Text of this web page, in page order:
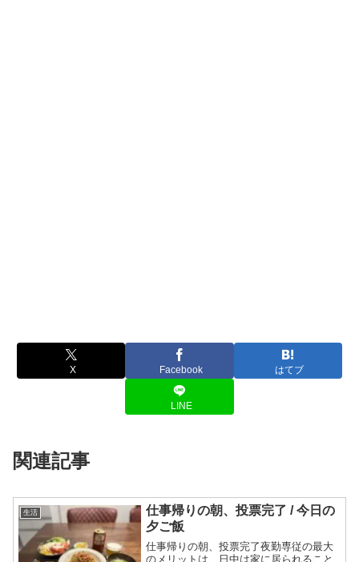
X Facebook はてブ
LINE
関連記事
生活
仕事帰りの朝、投票完了 / 今日の
夕ご飯
仕事帰りの朝、投票完了夜勤専従の最大
のメリットは、日中は家に居られること